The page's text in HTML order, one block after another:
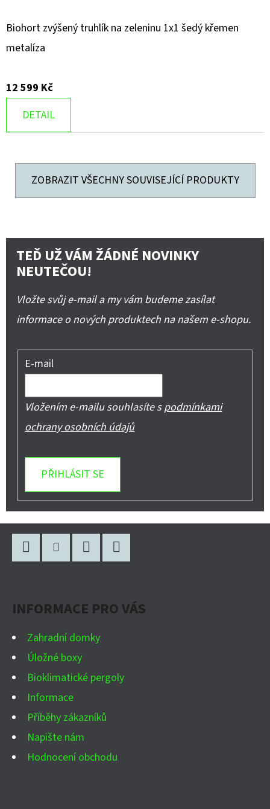
Biohort zvýšený truhlík na zeleninu 1x1 šedý křemen
metalíza
12 599 Kč
DETAIL
ZOBRAZIT VŠECHNY SOUVISEJÍCÍ PRODUKTY
TEĎ UŽ VÁM ŽÁDNÉ NOVINKY
NEUTEČOU!
Vložte svůj e-mail a my vám budeme zasílat
informace o nových produktech na našem e-shopu.
E-mail
Vložením e-mailu souhlasíte spodmínkami
ochrany osobních údajů
PŘIHLÁSIT SE
INFORMACE PRO VÁS
Zahradní domky
Úložné boxy
Bioklimatické pergoly
Informace
Příběhy zákazníků
Napište nám
Hodnocení obchodu